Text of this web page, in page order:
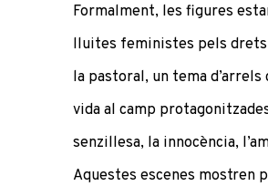
Formalment, les figures
lluites feministes pels drets
la pastoral, un tema
vida al camp
senzillesa, la innocència,
Aquestes escenes mostren